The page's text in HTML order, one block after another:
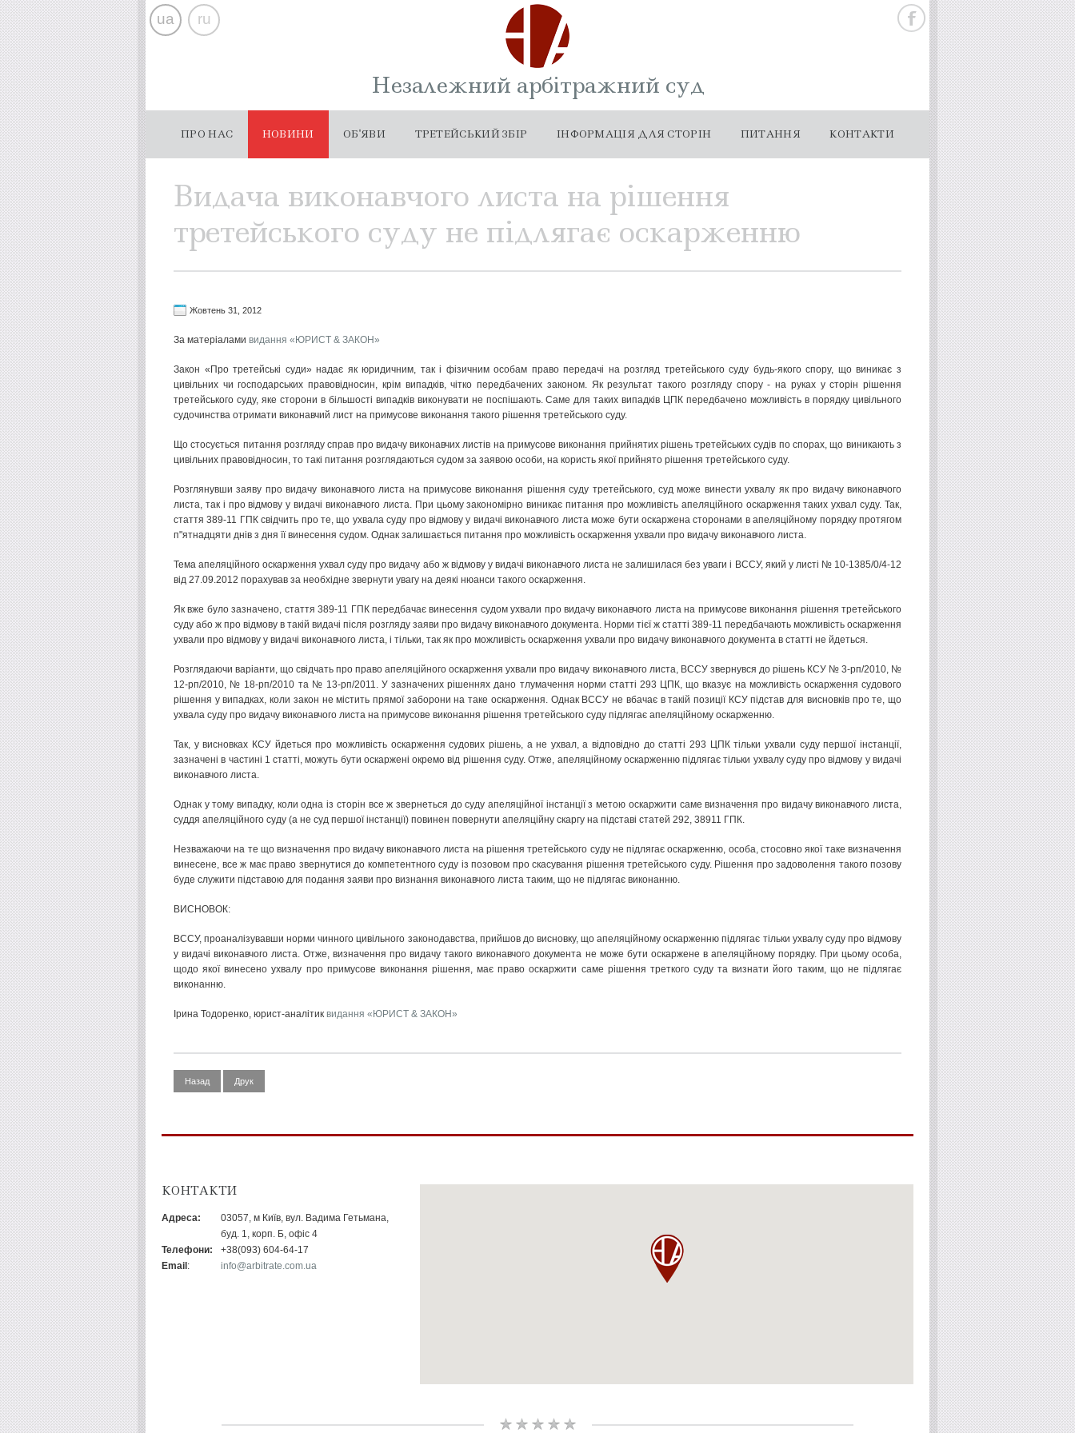
ua ru
Незалежний арбітражний суд
ПРО НАС НОВИНИ ОБ'ЯВИ ТРЕТЕЙСЬКИЙ ЗБІР ІНФОРМАЦІЯ ДЛЯ СТОРІН ПИТАННЯ КОНТАКТИ
Видача виконавчого листа на рішення
третейського суду не підлягає оскарженню
Жовтень 31, 2012
За матеріалами видання «ЮРИСТ & ЗАКОН»
Закон «Про третейські суди» надає як юридичним, так і фізичним особам право передачі на розгляд третейського суду будь-якого спору, що виникає з
цивільних чи господарських правовідносин, крім випадків, чітко передбачених законом. Як результат такого розгляду спору - на руках у сторін рішення
третейського суду, яке сторони в більшості випадків виконувати не поспішають. Саме для таких випадків ЦПК передбачено можливість в порядку цивільного
судочинства отримати виконавчий лист на примусове виконання такого рішення третейського суду.
Що стосується питання розгляду справ про видачу виконавчих листів на примусове виконання прийнятих рішень третейських судів по спорах, що виникають з
цивільних правовідносин, то такі питання розглядаються судом за заявою особи, на користь якої прийнято рішення третейського суду.
Розглянувши заяву про видачу виконавчого листа на примусове виконання рішення суду третейського, суд може винести ухвалу як про видачу виконавчого
листа, так і про відмову у видачі виконавчого листа. При цьому закономірно виникає питання про можливість апеляційного оскарження таких ухвал суду. Так,
стаття 389-11 ГПК свідчить про те, що ухвала суду про відмову у видачі виконавчого листа може бути оскаржена сторонами в апеляційному порядку протягом
п"ятнадцяти днів з дня її винесення судом. Однак залишається питання про можливість оскарження ухвали про видачу виконавчого листа.
Тема апеляційного оскарження ухвал суду про видачу або ж відмову у видачі виконавчого листа не залишилася без уваги і ВССУ, який у листі № 10-1385/0/4-12
від 27.09.2012 порахував за необхідне звернути увагу на деякі нюанси такого оскарження.
Як вже було зазначено, стаття 389-11 ГПК передбачає винесення судом ухвали про видачу виконавчого листа на примусове виконання рішення третейського
суду або ж про відмову в такій видачі після розгляду заяви про видачу виконавчого документа. Норми тієї ж статті 389-11 передбачають можливість оскарження
ухвали про відмову у видачі виконавчого листа, і тільки, так як про можливість оскарження ухвали про видачу виконавчого документа в статті не йдеться.
Розглядаючи варіанти, що свідчать про право апеляційного оскарження ухвали про видачу виконавчого листа, ВССУ звернувся до рішень КСУ № 3-рп/2010, №
12-рп/2010, № 18-рп/2010 та № 13-рп/2011. У зазначених рішеннях дано тлумачення норми статті 293 ЦПК, що вказує на можливість оскарження судового
рішення у випадках, коли закон не містить прямої заборони на таке оскарження. Однак ВССУ не вбачає в такій позиції КСУ підстав для висновків про те, що
ухвала суду про видачу виконавчого листа на примусове виконання рішення третейського суду підлягає апеляційному оскарженню.
Так, у висновках КСУ йдеться про можливість оскарження судових рішень, а не ухвал, а відповідно до статті 293 ЦПК тільки ухвали суду першої інстанції,
зазначені в частині 1 статті, можуть бути оскаржені окремо від рішення суду. Отже, апеляційному оскарженню підлягає тільки ухвалу суду про відмову у видачі
виконавчого листа.
Однак у тому випадку, коли одна із сторін все ж звернеться до суду апеляційної інстанції з метою оскаржити саме визначення про видачу виконавчого листа,
суддя апеляційного суду (а не суд першої інстанції) повинен повернути апеляційну скаргу на підставі статей 292, 38911 ГПК.
Незважаючи на те що визначення про видачу виконавчого листа на рішення третейського суду не підлягає оскарженню, особа, стосовно якої таке визначення
винесене, все ж має право звернутися до компетентного суду із позовом про скасування рішення третейського суду. Рішення про задоволення такого позову
буде служити підставою для подання заяви про визнання виконавчого листа таким, що не підлягає виконанню.
ВИСНОВОК:
ВССУ, проаналізувавши норми чинного цивільного законодавства, прийшов до висновку, що апеляційному оскарженню підлягає тільки ухвалу суду про відмову
у видачі виконавчого листа. Отже, визначення про видачу такого виконавчого документа не може бути оскаржене в апеляційному порядку. При цьому особа,
щодо якої винесено ухвалу про примусове виконання рішення, має право оскаржити саме рішення треткого суду та визнати його таким, що не підлягає
виконанню.
Ірина Тодоренко, юрист-аналітик видання «ЮРИСТ & ЗАКОН»
Назад Друк
КОНТАКТИ
Адреса:
03057, м Київ, вул. Вадима Гетьмана,
буд. 1, корп. Б, офіс 4
Телефони:
+38(093) 604-64-17
Email: info@arbitrate.com.ua